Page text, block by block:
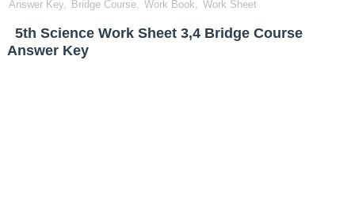
Answer Key, Bridge Course, Work Book Work Sheet
5th Science Work Sheet 3,4 Bridge Course
Answer Key